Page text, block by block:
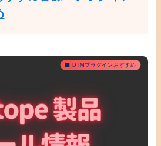
DTMプラグインおすすめ